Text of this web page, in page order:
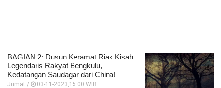
BAGIAN 2: Dusun Keramat Riak Kisah
Legendaris Rakyat Bengkulu,
Kedatangan Saudagar dari China!
Jumat / 03-11-2023,15:00 WIB